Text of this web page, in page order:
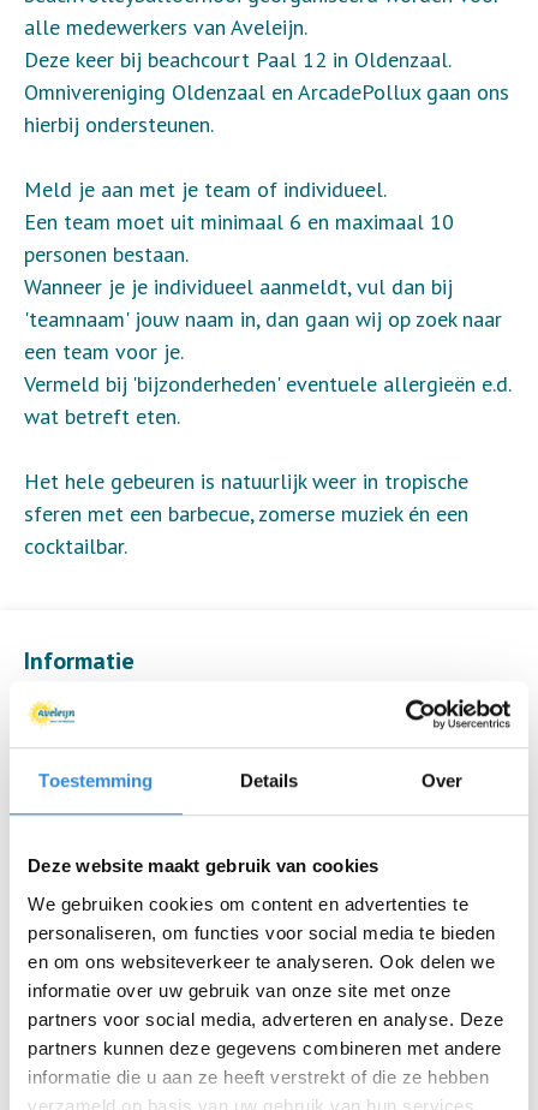
Toestemming Details Over
Deze website maakt gebruik van cookies
We gebruiken cookies om content en advertenties te
personaliseren, om functies voor social media te bieden
en om ons websiteverkeer te analyseren. Ook delen we
informatie over uw gebruik van onze site met onze
partners voor social media, adverteren en analyse. Deze
partners kunnen deze gegevens combineren met andere
informatie die u aan ze heeft verstrekt of die ze hebben
verzameld op basis van uw gebruik van hun services.
Informatie
Datum
Tijd
17:30 - 22:00
Thema
Ontmoeten, Sport & spel
Kosten
Geen
Inschrijvingen
170
Aanmelden is niet meer mogelijk.
alle medewerkers van Aveleijn.
Deze keer bij beachcourt Paal 12 in Oldenzaal.
Omnivereniging Oldenzaal en ArcadePollux gaan ons
hierbij ondersteunen.
Meld je aan met je team of individueel.
Een team moet uit minimaal 6 en maximaal 10
personen bestaan.
Wanneer je je individueel aanmeldt, vul dan bij
'teamnaam' jouw naam in, dan gaan wij op zoek naar
een team voor je.
Vermeld bij 'bijzonderheden' eventuele allergieën e.d.
wat betreft eten.
Het hele gebeuren is natuurlijk weer in tropische
sferen met een barbecue, zomerse muziek én een
cocktailbar.